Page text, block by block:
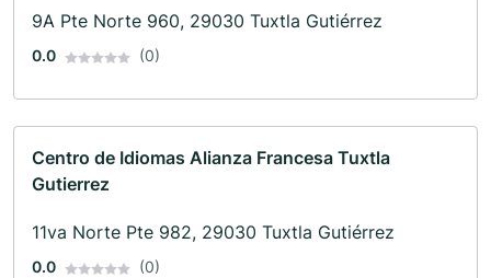
9A Pte Norte 960, 29030 Tuxtla Gutiérrez
0.0 (0)
Centro de Idiomas Alianza Francesa Tuxtla
Gutierrez
11va Norte Pte 982, 29030 Tuxtla Gutiérrez
0.0 (0)